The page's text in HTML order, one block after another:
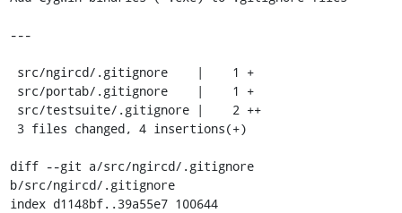
---
diff --git a/src/ngircd/.gitignore
b/src/ngircd/.gitignore
index d1148bf..39a55e7 100644